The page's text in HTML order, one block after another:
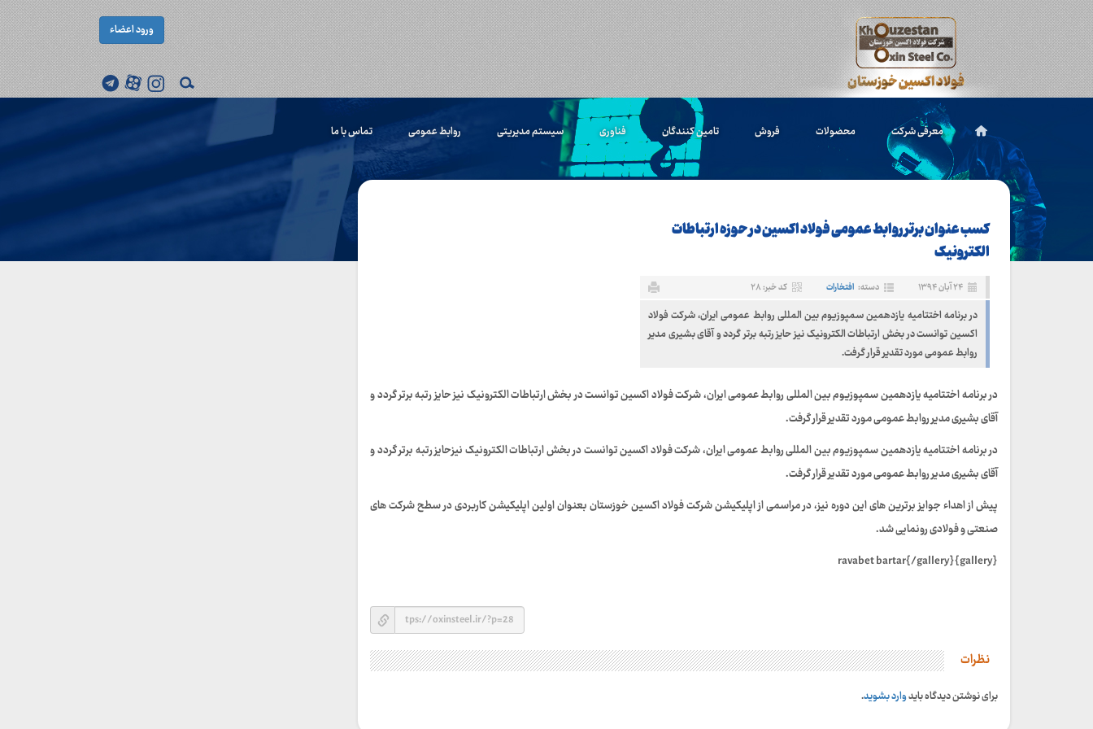
ورود اعضاء
معرفی شرکت محصولات فروش تامین کنندگان فناوری سیستم مدیریتی روابط عمومی تماس با ما
کسب عنوان برتر روابط عمومی فولاد اکسین در حوزه ارتباطات
الکترونیک
۲۴ آبان ۱۳۹۴ دسته: افتخارات کد خبر: ۲۸
در برنامه اختتامیه یازدهمین سمپوزیوم بین المللی روابط عمومی ایران، شرکت فولاد
اکسین توانست در بخش ارتباطات الکترونیک نیز حایز رتبه برتر گردد و آقای بشیری مدیر
روابط عمومی مورد تقدیر قرار گرفت.
در برنامه اختتامیه یازدهمین سمپوزیوم بین المللی روابط عمومی ایران، شرکت فولاد اکسین توانست در بخش ارتباطات الکترونیک نیز حایز رتبه برتر گردد و
آقای بشیری مدیر روابط عمومی مورد تقدیر قرار گرفت.
در برنامه اختتامیه یازدهمین سمپوزیوم بین المللی روابط عمومی ایران، شرکت فولاد اکسین توانست در بخش ارتباطات الکترونیک نیزحایز رتبه برتر گردد و
آقای بشیری مدیر روابط عمومی مورد تقدیر قرار گرفت.
پیش از اهداء جوایز برترین های این دوره نیز، در مراسمی از اپلیکیشن شرکت فولاد اکسین خوزستان بعنوان اولین اپلیکیشن کاربردی در سطح شرکت های
صنعتی و فولادی رونمایی شد.
{gallery}ravabet bartar{/gallery}
نظرات
برای نوشتن دیدگاه بایدوارد بشوید.